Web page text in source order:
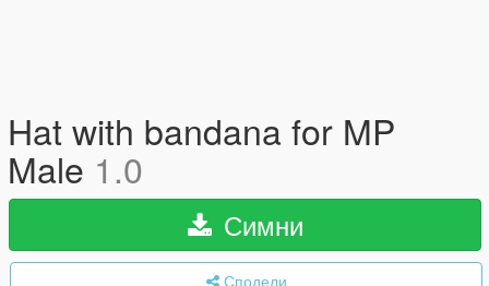
Hat with bandana for MP
Male 1.0
Симни
Сподели